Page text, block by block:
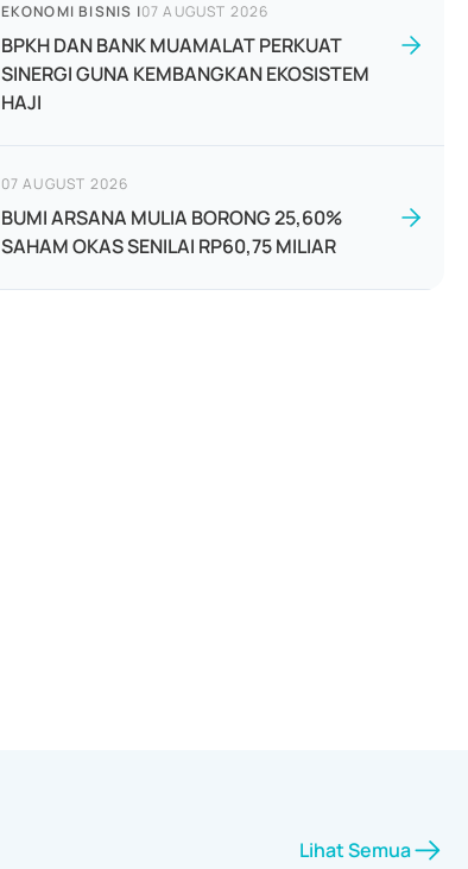
EKONOMI BISNIS |07 AUGUST 2026
BPKH DAN BANK MUAMALAT PERKUAT
SINERGI GUNA KEMBANGKAN EKOSISTEM
HAJI
07 AUGUST 2026
BUMI ARSANA MULIA BORONG 25,60%
SAHAM OKAS SENILAI RP60,75 MILIAR
Lihat Semua